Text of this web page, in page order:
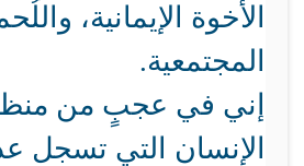
الأخوة الإيمانية،
المجتمعية.
إني في عجبٍ من
الإنسان التي تسجل